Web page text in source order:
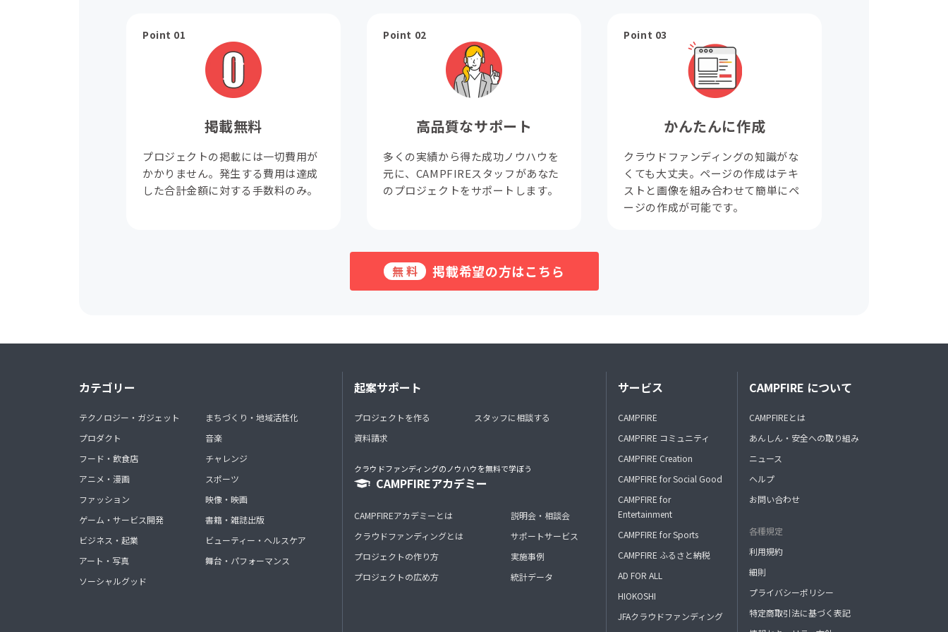
Point 01
掲載無料
プロジェクトの掲載には一切費用が
かかりません。発生する費用は達成
した合計金額に対する手数料のみ。
Point 02
高品質なサポート
多くの実績から得た成功ノウハウを
元に、CAMPFIREスタッフがあなた
のプロジェクトをサポートします。
Point 03
かんたんに作成
クラウドファンディングの知識がな
くても大丈夫。ページの作成はテキ
ストと画像を組み合わせて簡単にペ
ージの作成が可能です。
無料 掲載希望の方はこちら
カテゴリー
テクノロジー・ガジェット
プロダクト
フード・飲食店
アニメ・漫画
ファッション
ゲーム・サービス開発
ビジネス・起業
アート・写真
ソーシャルグッド
まちづくり・地域活性化
音楽
チャレンジ
スポーツ
映像・映画
書籍・雑誌出版
ビューティー・ヘルスケア
舞台・パフォーマンス
起案サポート
プロジェクトを作る
資料請求
スタッフに相談する
クラウドファンディングのノウハウを無料で学ぼう
CAMPFIREアカデミー
CAMPFIREアカデミーとは
クラウドファンディングとは
プロジェクトの作り方
プロジェクトの広め方
説明会・相談会
サポートサービス
実施事例
統計データ
サービス
CAMPFIRE
CAMPFIRE コミュニティ
CAMPFIRE Creation
CAMPFIRE for Social Good
CAMPFIRE for
Entertainment
CAMPFIRE for Sports
CAMPFIRE ふるさと納税
AD FOR ALL
HIOKOSHI
JFAクラウドファンディング
CAMPFIRE について
CAMPFIREとは
あんしん・安全への取り組み
ニュース
ヘルプ
お問い合わせ
各種規定
利用規約
細則
プライバシーポリシー
特定商取引法に基づく表記